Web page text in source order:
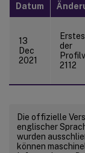
Datum
13
Dec
2021
der
2112
Die offizielle
englischer
wurden
können